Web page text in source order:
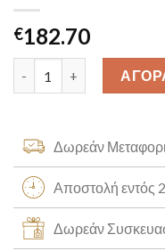
€182.70
Σκουλαρίκια με Μικρά
Δωρεάν
Αποστολή εντός
Δωρεάν